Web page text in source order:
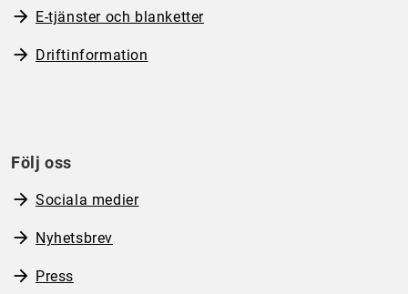
E-tjänster och blanketter
Driftinformation
Följ oss
Sociala medier
Nyhetsbrev
Press